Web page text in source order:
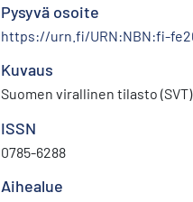
Pysyvä osoite
https://urn.fi/URN:NBN:fi-
Kuvaus
Suomen virallinen tilasto (SVT)
ISSN
0785-6288
Aihealue